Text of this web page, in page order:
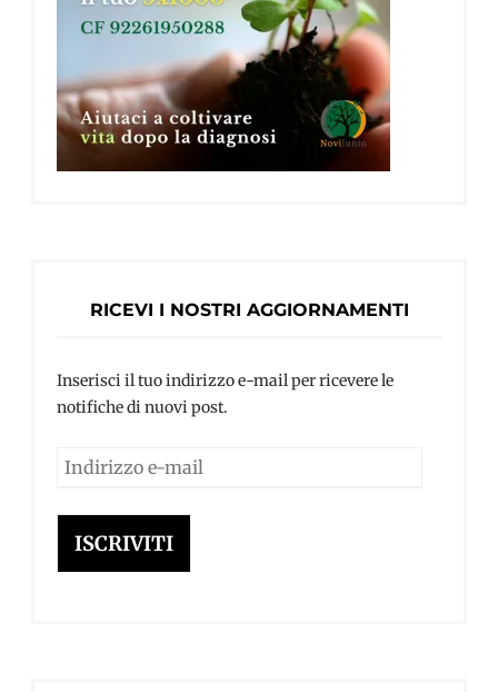
RICEVI I NOSTRI AGGIORNAMENTI
Inserisci il tuo indirizzo e-mail per ricevere le
notifiche di nuovi post.
Indirizzo
mail
ISCRIVITI